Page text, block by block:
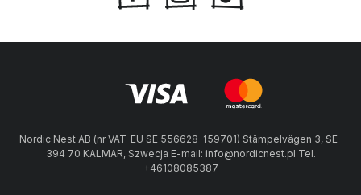
Nordic Nest AB (nr VAT-EU SE 556628-159701) Stämpelvägen 3, SE-
394 70 KALMAR, Szwecja E-mail: info@nordicnest.pl Tel.
+46108085387